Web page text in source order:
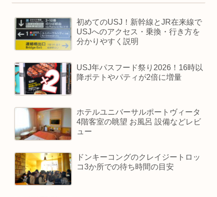
初めてのUSJ！新幹線とJR在来線で
USJへのアクセス・乗換・行き方を
分かりやすく説明
USJ年パスフード祭り2026！16時以
降ポテトやパティが2倍に増量
ホテルユニバーサルポートヴィータ
4階客室の眺望 お風呂 設備などレビ
ュー
ドンキーコングのクレイジートロッ
コ3か所での待ち時間の目安